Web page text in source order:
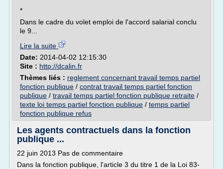
*
Dans le cadre du volet emploi de l'accord salarial conclu
le 9...
Lire la suite
Date: 2014-04-02 12:15:30
Site : http://dcalin.fr
Thèmes liés : reglement concernant travail temps partiel
fonction publique / contrat travail temps partiel fonction
publique / travail temps partiel fonction publique retraite /
texte loi temps partiel fonction publique / temps partiel
fonction publique refus
Les agents contractuels dans la fonction
publique ...
22 juin 2013 Pas de commentaire
Dans la fonction publique, l'article 3 du titre 1 de la Loi 83-